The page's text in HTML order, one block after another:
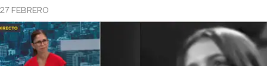
27 FEBRERO